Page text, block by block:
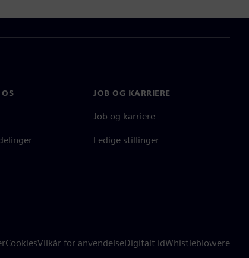
JOB OG KARRIERE
Job og karriere
Ledige stillinger
CookiesVilkår for anvendelseDigitalt idWhistleblowere